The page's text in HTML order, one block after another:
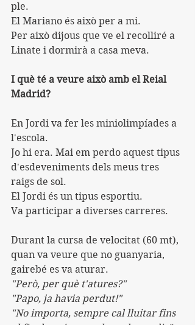
ple.
El Mariano és això per a mi.
Per això dijous que ve el recolliré a
Linate i dormirà a casa meva.
I què té a veure això amb el Reial
Madrid?
En Jordi va fer les miniolimpíades a
l'escola.
Jo hi era. Mai em perdo aquest tipus
d'esdeveniments dels meus tres
raigs de sol.
El Jordi és un tipus esportiu.
Va participar a diverses carreres.
Durant la cursa de velocitat (60 mt),
quan va veure que no guanyaria,
gairebé es va aturar.
"Però, per què t'atures?"
"Papo, ja havia perdut!"
"No importa, sempre cal lluitar fins